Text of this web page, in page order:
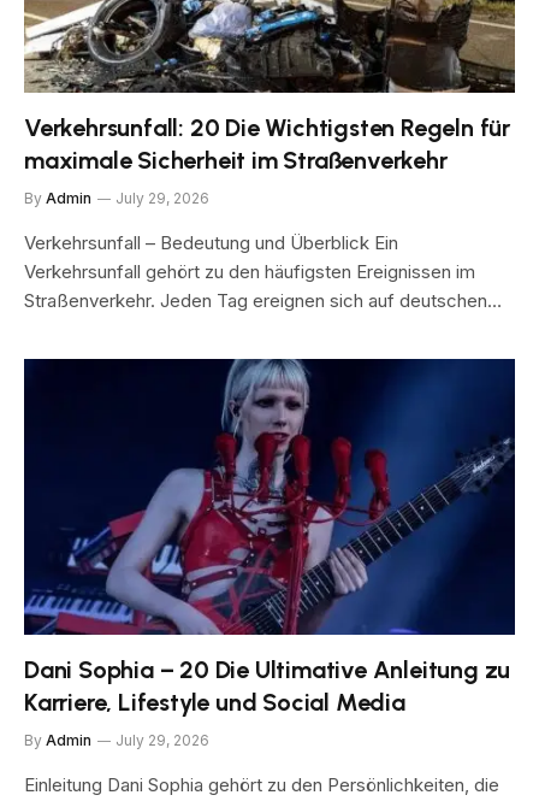
Verkehrsunfall: 20 Die Wichtigsten Regeln für
maximale Sicherheit im Straßenverkehr
By Admin July 29, 2026
Verkehrsunfall – Bedeutung und Überblick Ein
Verkehrsunfall gehört zu den häufigsten Ereignissen im
Straßenverkehr. Jeden Tag ereignen sich auf deutschen…
Dani Sophia – 20 Die Ultimative Anleitung zu
Karriere, Lifestyle und Social Media
By Admin July 29, 2026
Einleitung Dani Sophia gehört zu den Persönlichkeiten, die